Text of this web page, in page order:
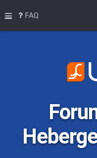
Raccourcis
FAQ